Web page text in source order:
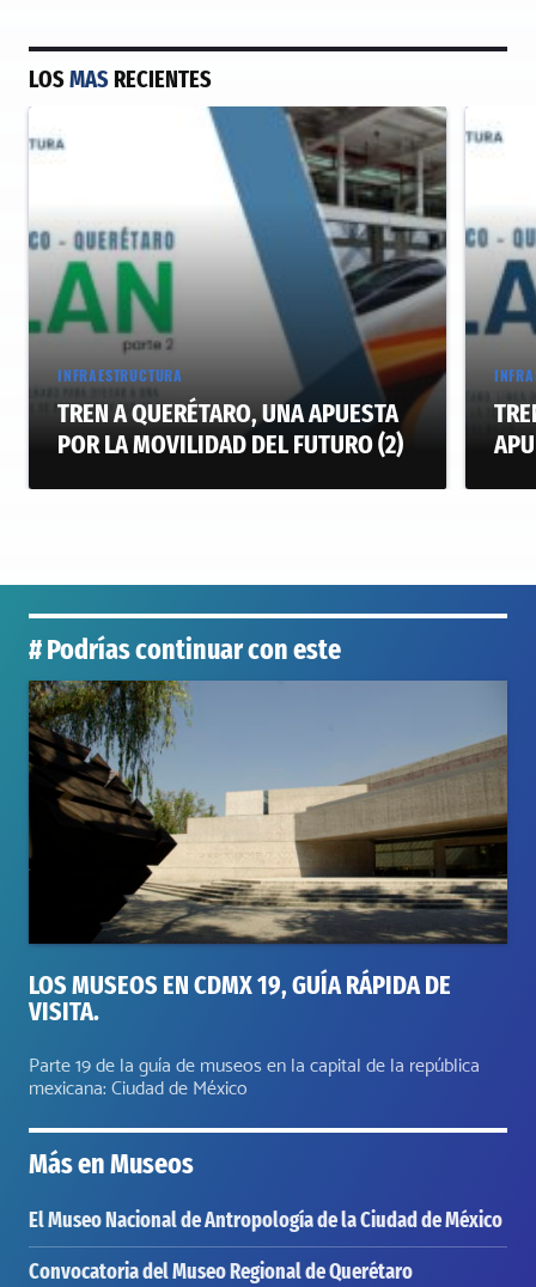
LOSMAS RECIENTES
INFRAESTRUCTURA
TREN A QUERÉTARO, UNA APUESTA
POR LA MOVILIDAD DEL FUTURO (2)
# Podrías continuar con este
LOS MUSEOS EN CDMX 19, GUÍA RÁPIDA DE
VISITA.
Parte 19 de la guía de museos en la capital de la república
mexicana: Ciudad de México
Más enMuseos
El Museo Nacional de Antropología de la Ciudad de México
Convocatoria del Museo Regional de Querétaro